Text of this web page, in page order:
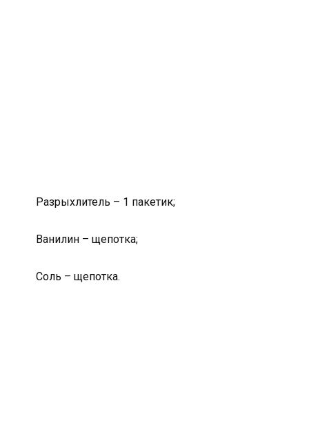
Разрыхлитель – 1 пакетик;
Ванилин – щепотка;
Соль – щепотка.